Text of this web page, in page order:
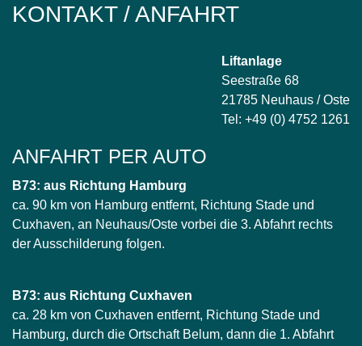
KONTAKT / ANFAHRT
Liftanlage
Seestraße 68
21785 Neuhaus / Oste
Tel: +49 (0) 4752 1261
ANFAHRT PER AUTO
B73: aus Richtung Hamburg
ca. 90 km von Hamburg entfernt, Richtung Stade und
Cuxhaven, an Neuhaus/Oste vorbei die 3. Abfahrt rechts
der Ausschilderung folgen.
B73: aus Richtung Cuxhaven
ca. 28 km von Cuxhaven entfernt, Richtung Stade und
Hamburg, durch die Ortschaft Belum, dann die 1. Abfahrt